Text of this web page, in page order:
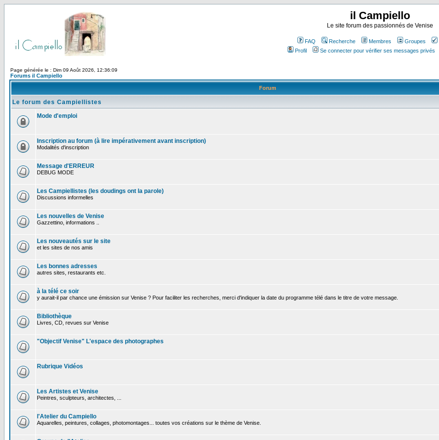
il Campiello
Le site forum des passionnés de Venise
FAQ Recherche Membres Groupes
Profil
Se connecter pour vérifier ses messages privés
Page générée le : Dim 09 Août 2026, 12:36:09
Forums il Campiello
Forum
Le forum des Campiellistes
Mode d'emploi
Inscription au forum (à lire impérativement avant inscription)
Modalités d'inscription
Message d'ERREUR
DEBUG MODE
Les Campiellistes (les doudings ont la parole)
Discussions informelles
Les nouvelles de Venise
Gazzettino, informations ..
Les nouveautés sur le site
et les sites de nos amis
Les bonnes adresses
autres sites, restaurants etc.
à la télé ce soir
y aurait-il par chance une émission sur Venise ? Pour faciliter les recherches, merci d'indiquer la date du programme télé dans le titre de votre message.
Bibliothèque
Livres, CD, revues sur Venise
"Objectif Venise" L'espace des photographes
Rubrique Vidéos
Les Artistes et Venise
Peintres, sculpteurs, architectes, ...
l'Atelier du Campiello
Aquarelles, peintures, collages, photomontages... toutes vos créations sur le thème de Venise.